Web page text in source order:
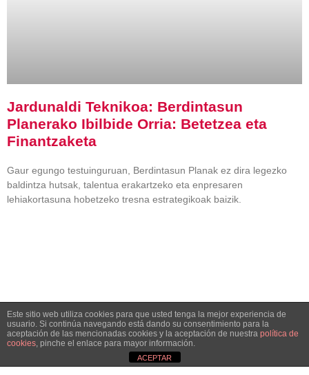
Jardunaldi Teknikoa: Berdintasun
Planerako Ibilbide Orria: Betetzea eta
Finantzaketa
Gaur egungo testuinguruan, Berdintasun Planak ez dira legezko
baldintza hutsak, talentua erakartzeko eta enpresaren
lehiakortasuna hobetzeko tresna estrategikoak baizik.
Este sitio web utiliza cookies para que usted tenga la mejor experiencia de
usuario. Si continúa navegando está dando su consentimiento para la
aceptación de las mencionadas cookies y la aceptación de nuestra política de
cookies, pinche el enlace para mayor información.
ACEPTAR